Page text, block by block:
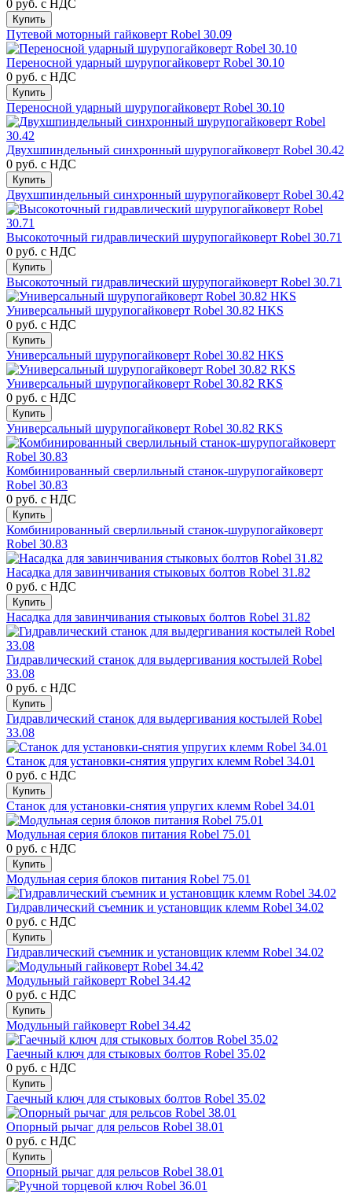
0 руб. с НДС
Купить
Путевой моторный гайковерт Robel 30.09
Переносной ударный шурупогайковерт Robel 30.10
0 руб. с НДС
Купить
Переносной ударный шурупогайковерт Robel 30.10
Двухшпиндельный синхронный шурупогайковерт Robel 30.42
0 руб. с НДС
Купить
Двухшпиндельный синхронный шурупогайковерт Robel 30.42
Высокоточный гидравлический шурупогайковерт Robel 30.71
0 руб. с НДС
Купить
Высокоточный гидравлический шурупогайковерт Robel 30.71
Универсальный шурупогайковерт Robel 30.82 HKS
0 руб. с НДС
Купить
Универсальный шурупогайковерт Robel 30.82 HKS
Универсальный шурупогайковерт Robel 30.82 RKS
0 руб. с НДС
Купить
Универсальный шурупогайковерт Robel 30.82 RKS
Комбинированный сверлильный станок-шурупогайковерт
Robel 30.83
0 руб. с НДС
Купить
Комбинированный сверлильный станок-шурупогайковерт
Robel 30.83
Насадка для завинчивания стыковых болтов Robel 31.82
0 руб. с НДС
Купить
Насадка для завинчивания стыковых болтов Robel 31.82
Гидравлический станок для выдергивания костылей Robel
33.08
0 руб. с НДС
Купить
Гидравлический станок для выдергивания костылей Robel
33.08
Станок для установки-снятия упругих клемм Robel 34.01
0 руб. с НДС
Купить
Станок для установки-снятия упругих клемм Robel 34.01
Модульная серия блоков питания Robel 75.01
0 руб. с НДС
Купить
Модульная серия блоков питания Robel 75.01
Гидравлический съемник и установщик клемм Robel 34.02
0 руб. с НДС
Купить
Гидравлический съемник и установщик клемм Robel 34.02
Модульный гайковерт Robel 34.42
0 руб. с НДС
Купить
Модульный гайковерт Robel 34.42
Гаечный ключ для стыковых болтов Robel 35.02
0 руб. с НДС
Купить
Гаечный ключ для стыковых болтов Robel 35.02
Опорный рычаг для рельсов Robel 38.01
0 руб. с НДС
Купить
Опорный рычаг для рельсов Robel 38.01